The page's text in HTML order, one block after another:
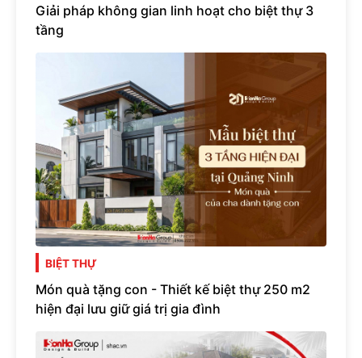
Giải pháp không gian linh hoạt cho biệt thự 3
tầng
BIỆT THỰ
Món quà tặng con - Thiết kế biệt thự 250 m2
hiện đại lưu giữ giá trị gia đình